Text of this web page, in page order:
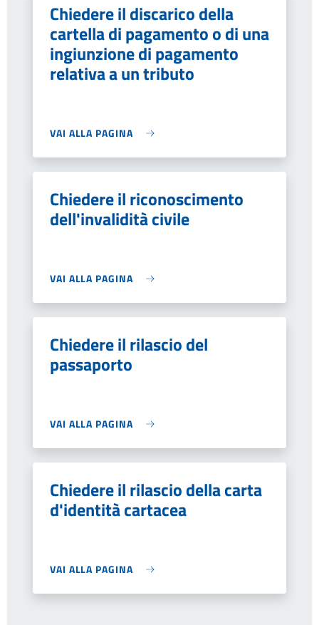
Chiedere il discarico della
cartella di pagamento o di una
ingiunzione di pagamento
relativa a un tributo
VAI ALLA PAGINA
Chiedere il riconoscimento
dell'invalidità civile
VAI ALLA PAGINA
Chiedere il rilascio del
passaporto
VAI ALLA PAGINA
Chiedere il rilascio della carta
d'identità cartacea
VAI ALLA PAGINA